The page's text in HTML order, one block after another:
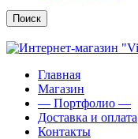
Поиск
Главная
Магазин
— Портфолио —
Доставка и оплата
Контакты